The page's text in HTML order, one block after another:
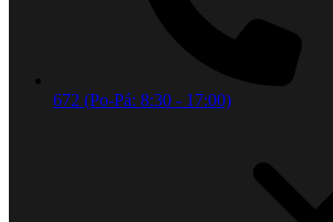
672 (Po-Pá: 8:30 - 17:00)